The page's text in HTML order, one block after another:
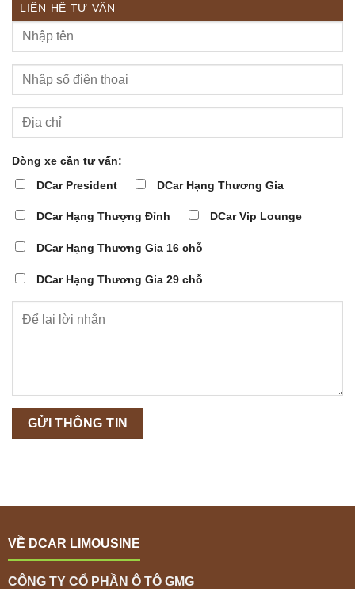
LIÊN HỆ TƯ VẤN
Dòng xe cần tư vấn:
DCar President
DCar Hạng Thương Gia
DCar Hạng Thượng Đỉnh DCar Vip Lounge
DCar Hạng Thương Gia 16 chỗ
DCar Hạng Thương Gia 29 chỗ
VỀ DCAR LIMOUSINE
CÔNG TY CỔ PHẦN Ô TÔ GMG